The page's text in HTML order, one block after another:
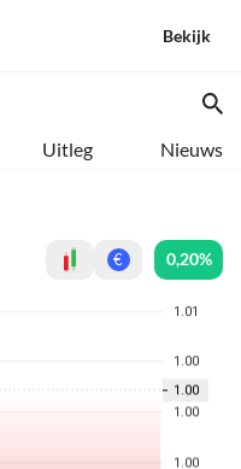
Bekijk
Uitleg Nieuws
€ 0,20%